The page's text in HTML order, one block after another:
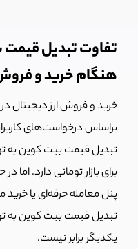
تفاوت تبدیل قیمت
هنگام خرید و
خرید و فروش ارز دیجیتال
براساس درخواست‌های
تبدیل قیمت بیت کوین به
برای بازار تومانی دارد.
پنل معامله حرفه‌ای یا
تبدیل قیمت بیت کوین به
یکدیگر برابر نیست.